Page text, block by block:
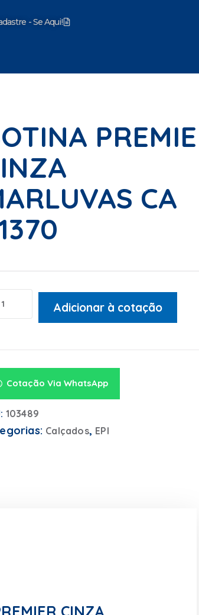
- Se Aqui!
CA
Adicionar à cotação
Cotação Via WhatsApp
103489
Calçados, EPI
CINZA